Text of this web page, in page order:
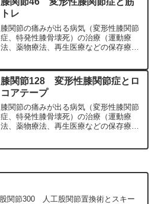
宏が色々と説明します。
トレ
膝関節の痛みが出る病気（変形性膝関節
症、特発性膝骨壊死）の治療（運動療
法、薬物療法、再生医療などの保存療
専門医（人工関節手術を専門）の塗山正
宏が色々と説明します。
膝関節128 変形性膝関節症とロ
コアテープ
膝関節の痛みが出る病気（変形性膝関節
症、特発性膝骨壊死）の治療（運動療
法、薬物療法、再生医療などの保存療
股関節300 人工股関節置換術とスキー